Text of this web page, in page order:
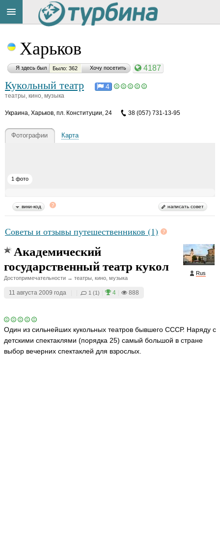
Харьков
Я здесь был Было: 362 Хочу посетить 4187
Кукольный театр 4
театры, кино, музыка
Украина, Харьков, пл. Конституции, 24 38 (057) 731-13-95
Фотографии Карта
1 фото
вики-код написать совет
Советы и отзывы путешественников (1)
Rus
Академический
государственный театр кукол
Достопримечательности → театры, кино, музыка
11 августа 2009 года 1 (1) 4 888
Один из сильнейших кукольных театров бывшего СССР. Наряду с
детскими спектаклями (порядка 25) самый большой в стране
выбор вечерних спектаклей для взрослых.
на
сайте: